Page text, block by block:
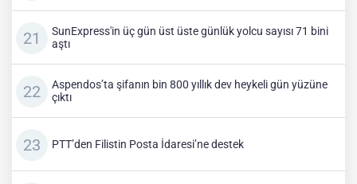
SunExpress'in üç gün üst üste günlük yolcu sayısı 71 bini
aştı
Aspendos’ta şifanın bin 800 yıllık dev heykeli gün yüzüne
çıktı
PTT’den Filistin Posta İdaresi’ne destek